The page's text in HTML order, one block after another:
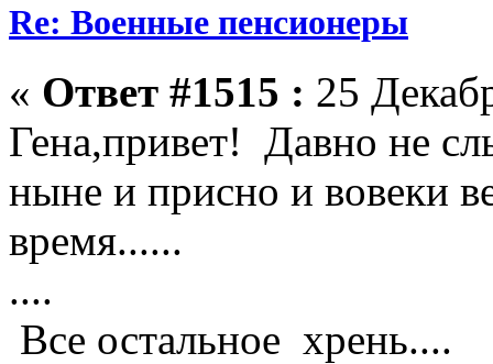
Re: Военные пенсионеры
« Ответ #1515 : 25
Гена,привет! Давно не
ныне и присно и вовеки
время......
....
Все остальное хрень....